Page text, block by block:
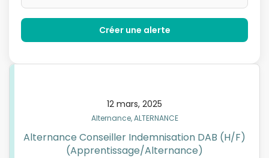
12 mars, 2025
Alternance, ALTERNANCE
Alternance Conseiller Indemnisation DAB (H/F)
(Apprentissage/Alternance)